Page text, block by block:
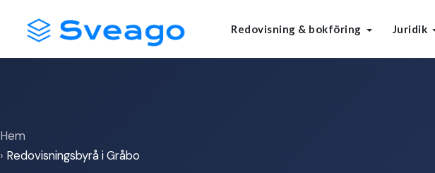
Redovisning & bokföring Juridik
Hem
› Redovisningsbyrå i Gråbo